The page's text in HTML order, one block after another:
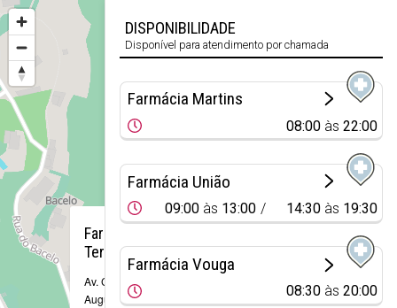
Farmácia
Terra
Av. Com.
Augusto
DISPONIBILIDADE
Disponível para atendimento por chamada
Farmácia Martins
08:00 às22:00
Farmácia União
09:00 às 13:00 14:30 às 19:30
Farmácia Vouga
08:30 às20:00